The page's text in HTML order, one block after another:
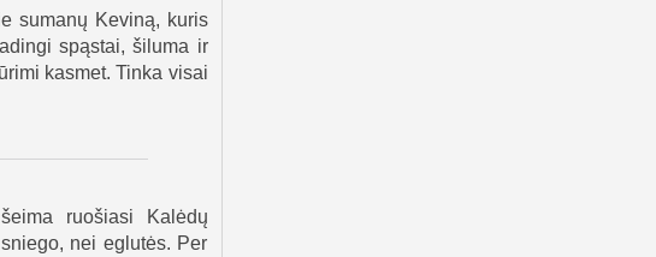
sumanų Keviną, kuris
spąstai, šiluma ir
kasmet. Tinka visai
ruošiasi Kalėdų
nei eglutės. Per